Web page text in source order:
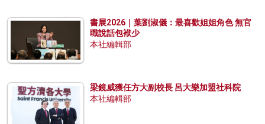
書展2026｜葉劉淑儀：最喜歡姐姐角色 無官
職說話包袱少
本社編輯部
梁鏡威獲任方大副校長 呂大樂加盟社科院
本社編輯部